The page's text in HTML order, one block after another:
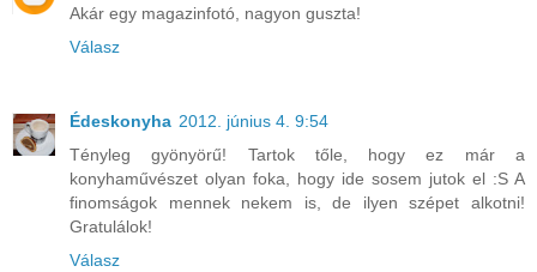
Akár egy magazinfotó, nagyon guszta!
Válasz
Édeskonyha 2012. június 4. 9:54
Tényleg gyönyörű! Tartok tőle, hogy ez már a
konyhaművészet olyan foka, hogy ide sosem jutok el :S A
finomságok mennek nekem is, de ilyen szépet alkotni!
Gratulálok!
Válasz